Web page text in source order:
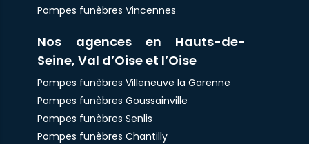
Pompes funèbres Vincennes
Nos agences en Hauts-de-
Seine, Val d’Oise et l’Oise
Pompes funèbres Villeneuve la Garenne
Pompes funèbres Goussainville
Pompes funèbres Senlis
Pompes funèbres Chantilly